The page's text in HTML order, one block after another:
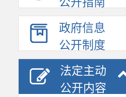
政府信息
公开制度
法定主动
公开内容